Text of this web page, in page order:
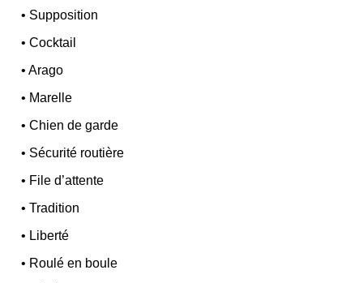
• Supposition
•Cocktail
•Arago
• Marelle
•Chien de garde
• Sécurité routière
• File d’attente
•Tradition
• Liberté
• Roulé en boule